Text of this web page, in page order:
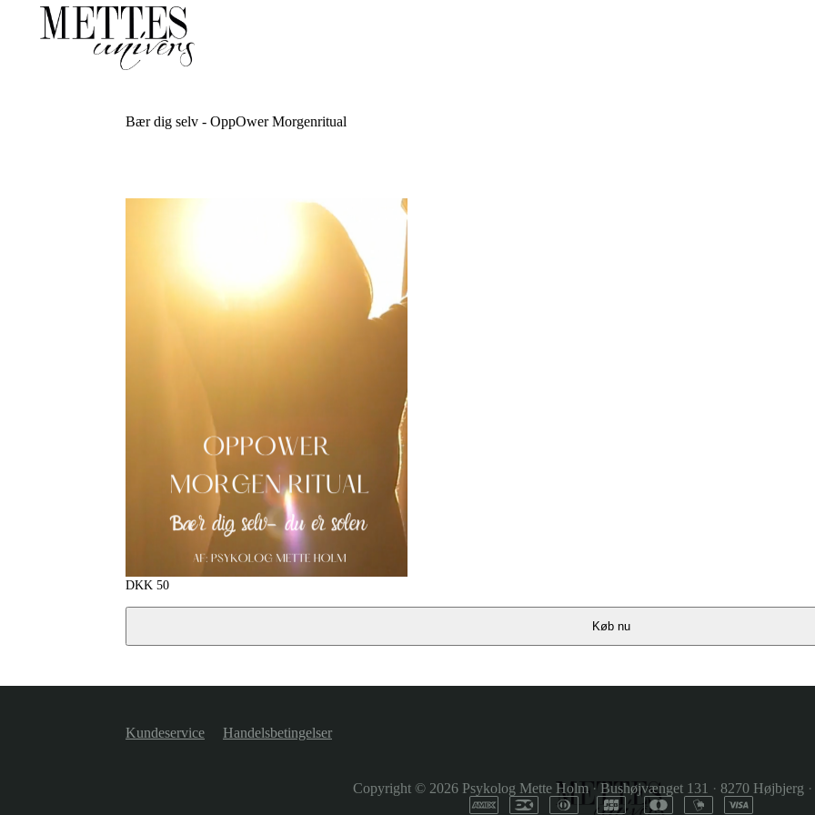
Bær dig selv - OppOwer Morgenritual
DKK 50
Køb nu
Kundeservice Handelsbetingelser
Copyright © 2026 Psykolog Mette Holm· Bushøjvænget 131 · 8270 Højbjerg ·